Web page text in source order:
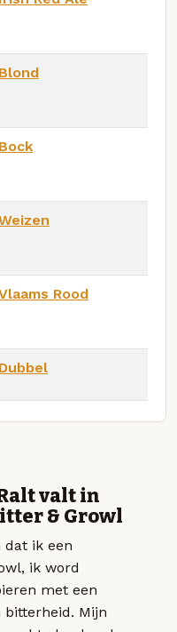
Blond
Bock
Rood
Dubbel
valt in
& Growl
dat ik een
ik word
met een
bitterheid. Mijn